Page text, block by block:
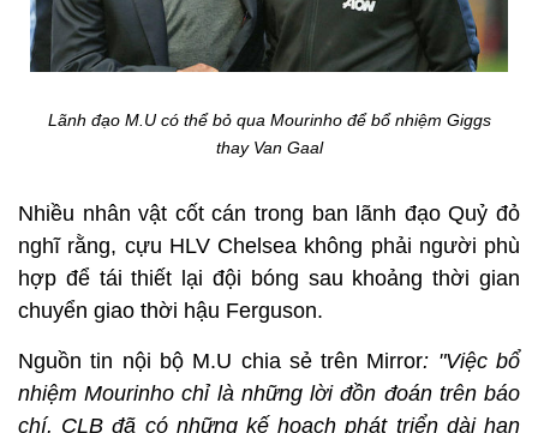
Lãnh đạo M.U có thể bỏ qua Mourinho để bổ nhiệm Giggs
thay Van Gaal
Nhiều nhân vật cốt cán trong ban lãnh đạo Quỷ đỏ
nghĩ rằng, cựu HLV Chelsea không phải người phù
hợp để tái thiết lại đội bóng sau khoảng thời gian
chuyển giao thời hậu Ferguson.
Nguồn tin nội bộ M.U chia sẻ trên Mirror: "Việc bổ
nhiệm Mourinho chỉ là những lời đồn đoán trên báo
chí. CLB đã có những kế hoạch phát triển dài hạn